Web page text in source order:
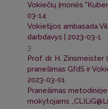
Vokiečių įmonės
03-14
Vokietijos ambasada
darbdavys | 2023-03-1
3
Prof. dr. H.
pranešimas GfdS ir
2023-03-01
Pranešimas
mokytojams